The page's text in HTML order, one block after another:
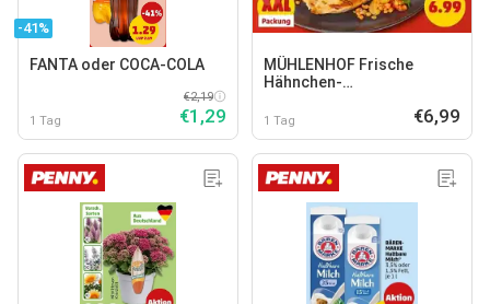
-41%
FANTA oder COCA-COLA
1 Tag
€2,19
€1,29
MÜHLENHOF Frische
Hähnchen-
1 Tag €6,99